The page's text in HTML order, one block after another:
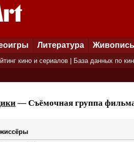
Литература Живопись
кино и сериалов База данных по
— Съёмочная группа